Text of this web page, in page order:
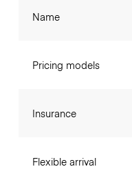
Name
Pricing models
Insurance
Flexible arrival